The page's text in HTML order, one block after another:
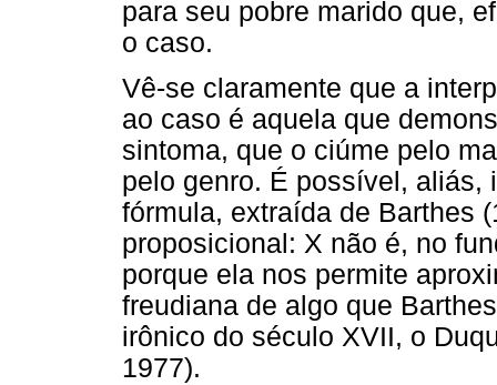
para seu pobre marido que,
o caso.
Vê-se claramente que a
ao caso é aquela que
sintoma, que o ciúme pelo
pelo genro. É possível, aliás,
fórmula, extraída de Barthes
proposicional: X não é, no
porque ela nos permite
freudiana de algo que
irônico do século XVII, o
1977).